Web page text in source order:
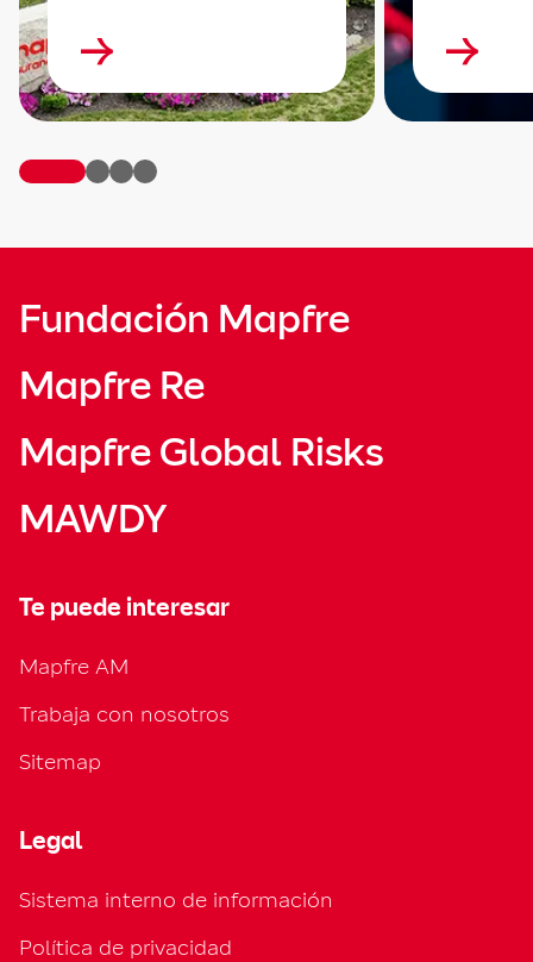
Fundación Mapfre
Mapfre Re
Mapfre Global Risks
MAWDY
Te puede interesar
Mapfre AM
Trabaja con nosotros
Sitemap
Legal
Sistema interno de información
Política de privacidad